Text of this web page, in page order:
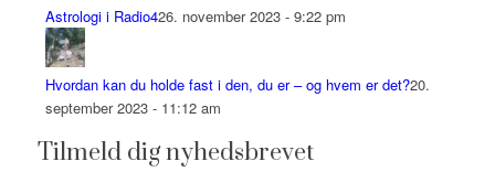
Astrologi i Radio426. november 2023 - 9:22 pm
Hvordan kan du holde fast i den, du er – og hvem er det?20.
september 2023 - 11:12 am
Tilmeld dig nyhedsbrevet